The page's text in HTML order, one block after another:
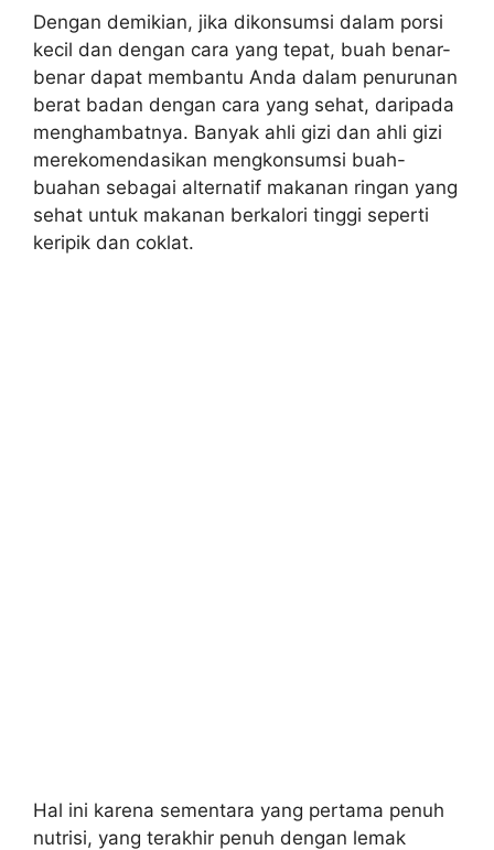
Dengan demikian, jika dikonsumsi dalam porsi
kecil dan dengan cara yang tepat, buah benar-
benar dapat membantu Anda dalam penurunan
berat badan dengan cara yang sehat, daripada
menghambatnya. Banyak ahli gizi dan ahli gizi
merekomendasikan mengkonsumsi buah-
buahan sebagai alternatif makanan ringan yang
sehat untuk makanan berkalori tinggi seperti
keripik dan coklat.
Hal ini karena sementara yang pertama penuh
nutrisi, yang terakhir penuh dengan lemak